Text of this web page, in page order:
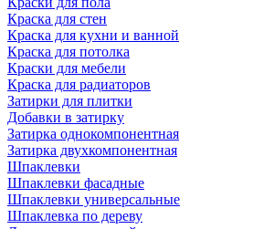
Краска для стен
Краска для кухни и ванной
Краска для потолка
Краски для мебели
Краска для радиаторов
Затирки для плитки
Добавки в затирку
Затирка однокомпонентная
Затирка двухкомпонентная
Шпаклевки
Шпаклевки фасадные
Шпаклевки универсальные
Шпаклевка по дереву